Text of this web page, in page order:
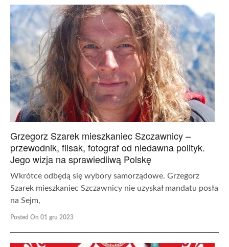
Grzegorz Szarek mieszkaniec Szczawnicy –
przewodnik, flisak, fotograf od niedawna polityk.
Jego wizja na sprawiedliwą Polskę
Wkrótce odbędą się wybory samorządowe. Grzegorz
Szarek mieszkaniec Szczawnicy nie uzyskał mandatu posła
na Sejm,
Posted On 01 gru 2023